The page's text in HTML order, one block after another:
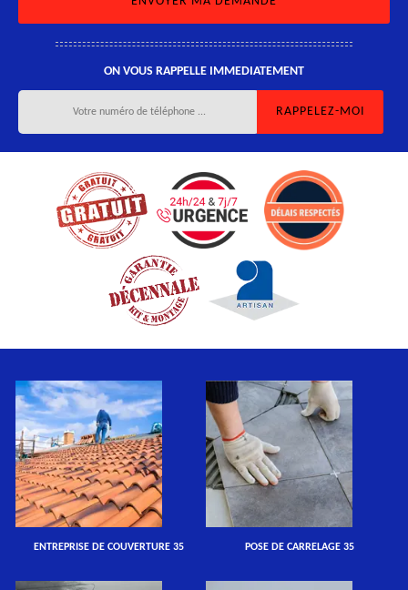
ON VOUS RAPPELLE IMMEDIATEMENT
ENTREPRISE DE COUVERTURE 35 POSE DE CARRELAGE 35